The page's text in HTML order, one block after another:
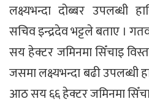
लक्ष्यभन्दा दोब्बर उपलब्धी
सचिव इन्द्रदेव भट्टले बताए ।
सय हेक्टर जमिनमा सिँचाइ
जसमा लक्ष्यभन्दा बढी
आठ सय ६६ हेक्टर जमिनमा